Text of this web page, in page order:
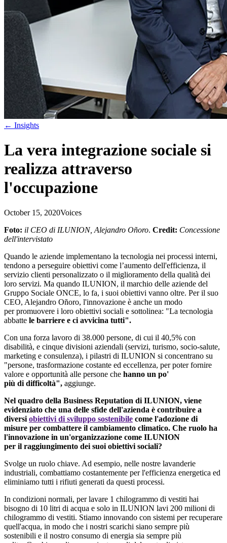
← Insights
La vera integrazione sociale si
realizza attraverso
l'occupazione
October 15, 2020Voices
Foto: il CEO di ILUNION, Alejandro Oñoro. Credit: Concessione
dell'intervistato
Quando le aziende implementano la tecnologia nei processi interni,
tendono a perseguire obiettivi come l’aumento dell'efficienza, il
servizio clienti personalizzato o il miglioramento della qualità dei
loro servizi. Ma quando ILUNION, il marchio delle aziende del
Gruppo Sociale ONCE, lo fa, i suoi obiettivi vanno oltre. Per il suo
CEO, Alejandro Oñoro, l'innovazione è anche un modo
per promuovere i loro obiettivi sociali e sottolinea: "La tecnologia
abbatte le barriere e ci avvicina tutti".
Con una forza lavoro di 38.000 persone, di cui il 40,5% con
disabilità, e cinque divisioni aziendali (servizi, turismo, socio-salute,
marketing e consulenza), i pilastri di ILUNION si concentrano su
"persone, trasformazione costante ed eccellenza, per poter fornire
valore e opportunità alle persone che hanno un po'
più di difficoltà", aggiunge.
Nel quadro della Business Reputation di ILUNION, viene
evidenziato che una delle sfide dell'azienda è contribuire a
diversi obiettivi di sviluppo sostenibile come l'adozione di
misure per combattere il cambiamento climatico. Che ruolo ha
l'innovazione in un'organizzazione come ILUNION
per il raggiungimento dei suoi obiettivi sociali?
Svolge un ruolo chiave. Ad esempio, nelle nostre lavanderie
industriali, combattiamo costantemente per l'efficienza energetica ed
eliminiamo tutti i rifiuti generati da questi processi.
In condizioni normali, per lavare 1 chilogrammo di vestiti hai
bisogno di 10 litri di acqua e solo in ILUNION lavi 200 milioni di
chilogrammo di vestiti. Stiamo innovando con sistemi per recuperare
quell'acqua, in modo che i nostri scarichi siano sempre più
sostenibili e il nostro consumo di energia sia sempre più